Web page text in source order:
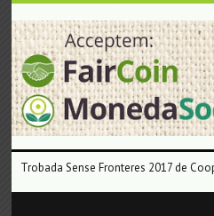
Trobada Sense Fronteres 2017 de